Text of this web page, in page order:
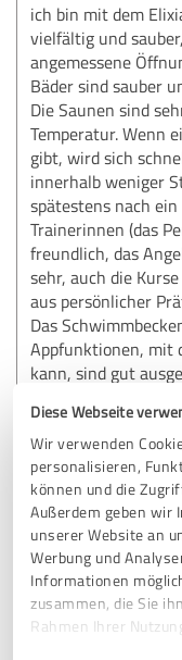
Diese Webseite
Wir verwenden
personalisieren,
können und die
Außerdem geben wir
unserer Website an
Werbung und
Informationen
zusammen, die Sie
Rahmen Ihrer
ich bin mit dem
vielfältig und
angemessene
Bäder sind sauber
Die Saunen sind
Temperatur. Wenn
gibt, wird sich
innerhalb weniger
spätestens nach ein
Trainerinnen (das
freundlich, das
sehr, auch die
aus persönlicher
Das
Appfunktionen, mit
kann, sind gut
gerade um weitere
ausreichend
Vitale Grüße
Eure Christiane
Erfahrungsbericht
ELIXIA Hamburg